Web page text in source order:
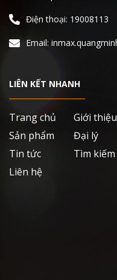
Điện thoại: 19008113
Email:
LIÊN KẾT NHANH
Trang chủ
Giới thiệu
Sản phẩm
Đại lý
Tin tức
Tìm kiếm
Liên hệ